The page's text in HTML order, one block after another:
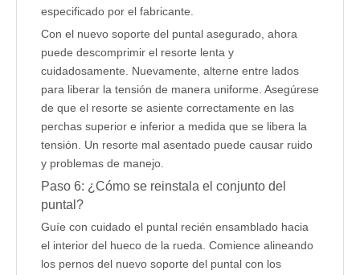
especificado por el fabricante.
Con el nuevo soporte del puntal asegurado, ahora
puede descomprimir el resorte lenta y
cuidadosamente. Nuevamente, alterne entre lados
para liberar la tensión de manera uniforme. Asegúrese
de que el resorte se asiente correctamente en las
perchas superior e inferior a medida que se libera la
tensión. Un resorte mal asentado puede causar ruido
y problemas de manejo.
Paso 6: ¿Cómo se reinstala el conjunto del
puntal?
Guíe con cuidado el puntal recién ensamblado hacia
el interior del hueco de la rueda. Comience alineando
los pernos del nuevo soporte del puntal con los